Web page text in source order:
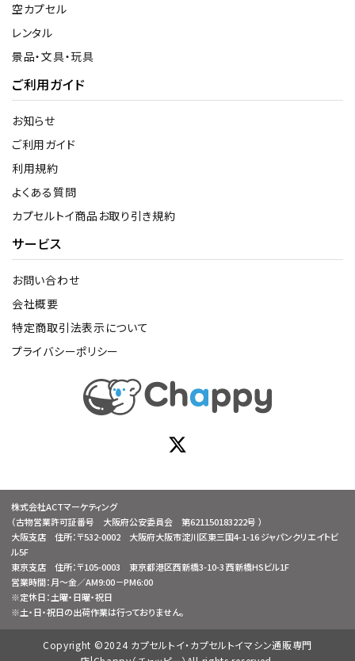
空カプセル
レンタル
景品・文具・玩具
ご利用ガイド
お知らせ
ご利用ガイド
利用規約
よくある質問
カプセルトイ商品お取り引き規約
サービス
お問い合わせ
会社概要
特定商取引法表示について
プライバシーポリシー
株式会社ACTマーケティング
（古物営業許可証番号 大阪府公安委員会 第621150183222号 ）
大阪支店 住所：〒532-0002 大阪府大阪市淀川区東三国4-1-16 ジャパンクリエイトビ
ル5F
東京支店 住所：〒105-0003 東京都港区西新橋3-10-3 西新橋HSビル1F
営業時間：月～金／AM9:00－PM6:00
※定休日：土曜・日曜・祝日
※土・日・祝日の出荷作業は行っておりません。
Copyright ©2024 カプセルトイ・カプセルトイマシン通販専門